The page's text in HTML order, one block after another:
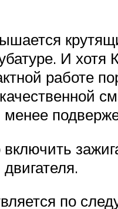
И хотя
работе
по